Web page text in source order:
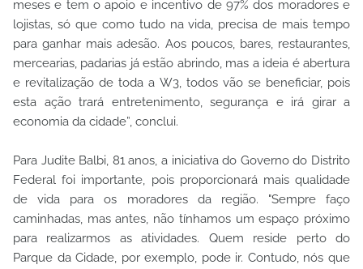
meses e tem o apoio e incentivo de 97% dos moradores e
lojistas, só que como tudo na vida, precisa de mais tempo
para ganhar mais adesão. Aos poucos, bares, restaurantes,
mercearias, padarias já estão abrindo, mas a ideia é abertura
e revitalização de toda a W3, todos vão se beneficiar, pois
esta ação trará entretenimento, segurança e irá girar a
economia da cidade”, conclui.
Para Judite Balbi, 81 anos, a iniciativa do Governo do Distrito
Federal foi importante, pois proporcionará mais qualidade
de vida para os moradores da região. "Sempre faço
caminhadas, mas antes, não tínhamos um espaço próximo
para realizarmos as atividades. Quem reside perto do
Parque da Cidade, por exemplo, pode ir. Contudo, nós que